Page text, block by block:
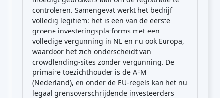
controleren. Samengevat werkt het bedrijf
volledig legitiem: het is een van de eerste
groene investeringsplatforms met een
volledige vergunning in NL en nu ook Europa,
waardoor het zich onderscheidt van
crowdlending-sites zonder vergunning. De
primaire toezichthouder is de AFM
(Nederland), en onder de EU-regels kan het nu
legaal grensoverschrijdende investeerders